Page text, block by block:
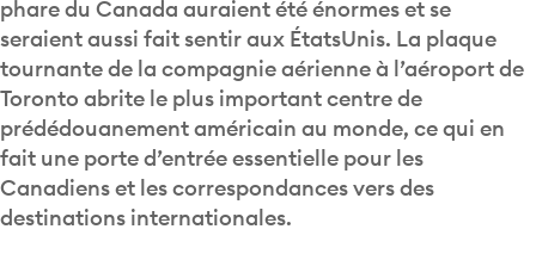
phare du Canada auraient été énormes et se
seraient aussi fait sentir aux ÉtatsUnis. La plaque
tournante de la compagnie aérienne à l’aéroport de
Toronto abrite le plus important centre de
prédédouanement américain au monde, ce qui en
fait une porte d’entrée essentielle pour les
Canadiens et les correspondances vers des
destinations internationales.